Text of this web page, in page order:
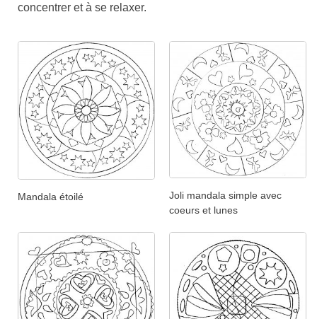
concentrer et à se relaxer.
Mandala étoilé
Joli mandala simple avec
coeurs et lunes